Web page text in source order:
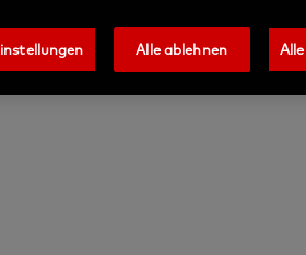
Blog
Alle ablehnen